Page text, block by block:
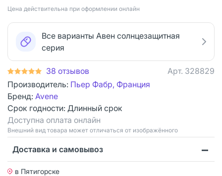
Цена действительна при оформлении онлайн
Все варианты Авен солнцезащитная
серия
38 отзывов Арт. 328829
Производитель: Пьер Фабр, Франция
Бренд: Avene
Срок годности: Длинный срок
Доступна оплата онлайн
Bнешний вид товара может отличаться от изображённого
Доставка и самовывоз
в Пятигорске